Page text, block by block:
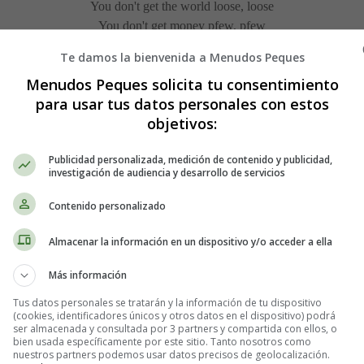
You don't get the world loose, loose
You don't get money pfew, pfew
I say "Y'all having a good time out there?"
Yeah, yeah, yeah, que no pare la fiesta
I'm running through this world like a running back
Scarface, world is mine, running back
80.000 in London Wembley
me with Redone in Stockholm, Beirut Café getting my drink on,
While all the pretty women hit the hooka
All of 'em sweet, azucar, azucar
Dale disfruta
Te damos la bienvenida a Menudos Peques
Menudos Peques solicita tu consentimiento
para usar tus datos personales con estos
objetivos:
Publicidad personalizada, medición de contenido y publicidad,
investigación de audiencia y desarrollo de servicios
Contenido personalizado
Almacenar la información en un dispositivo y/o acceder a ella
Más información
Tus datos personales se tratarán y la información de tu dispositivo
(cookies, identificadores únicos y otros datos en el dispositivo) podrá
ser almacenada y consultada por 3 partners y compartida con ellos, o
bien usada específicamente por este sitio. Tanto nosotros como
nuestros partners podemos usar datos precisos de geolocalización.